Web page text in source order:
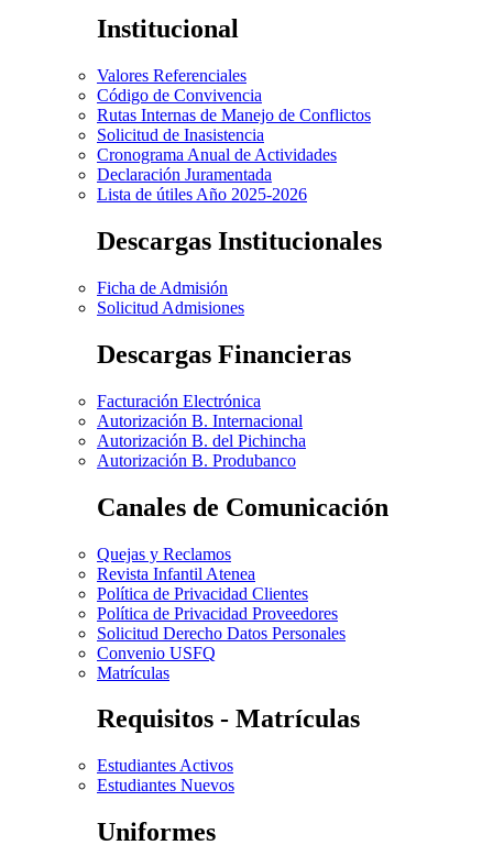
Institucional
Valores Referenciales
Código de Convivencia
Rutas Internas de Manejo de Conflictos
Solicitud de Inasistencia
Cronograma Anual de Actividades
Declaración Juramentada
Lista de útiles Año 2025-2026
Descargas Institucionales
Ficha de Admisión
Solicitud Admisiones
Descargas Financieras
Facturación Electrónica
Autorización B. Internacional
Autorización B. del Pichincha
Autorización B. Produbanco
Canales de Comunicación
Quejas y Reclamos
Revista Infantil Atenea
Política de Privacidad Clientes
Política de Privacidad Proveedores
Solicitud Derecho Datos Personales
Convenio USFQ
Matrículas
Requisitos - Matrículas
Estudiantes Activos
Estudiantes Nuevos
Uniformes